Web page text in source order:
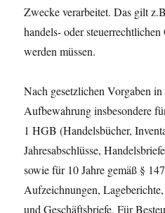
Zwecke verarbeitet. Das gilt
handels- oder
werden müssen.
Nach gesetzlichen Vorgaben
Aufbewahrung insbesondere
1 HGB (Handelsbücher,
Jahresabschlüsse,
sowie für 10 Jahre gemäß §
Aufzeichnungen,
und Geschäftsbriefe, Für